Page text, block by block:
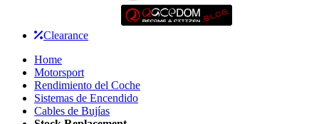
Clearance
Home
Motorsport
Rendimiento del Coche
Sistemas de Encendido
Cables de Bujías